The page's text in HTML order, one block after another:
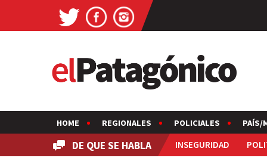
HOME REGIONALES POLICIALES PAÍS/
DE QUE SE HABLA INSEGURIDAD